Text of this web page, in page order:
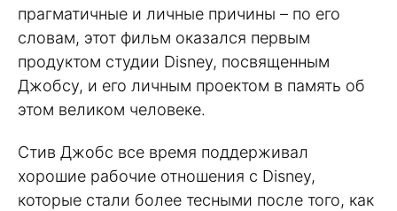
прагматичные и личные причины – по его
словам, этот фильм оказался первым
продуктом студии Disney, посвященным
Джобсу, и его личным проектом в память об
этом великом человеке.
Стив Джобс все время поддерживал
хорошие рабочие отношения с Disney,
которые стали более тесными после того, как